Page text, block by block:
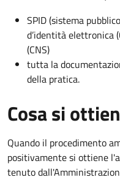
SPID (sistema
d’identità elettronica
(CNS)
tutta la
della pratica.
Cosa si
Quando il procedimento
positivamente si ottiene
tenuto